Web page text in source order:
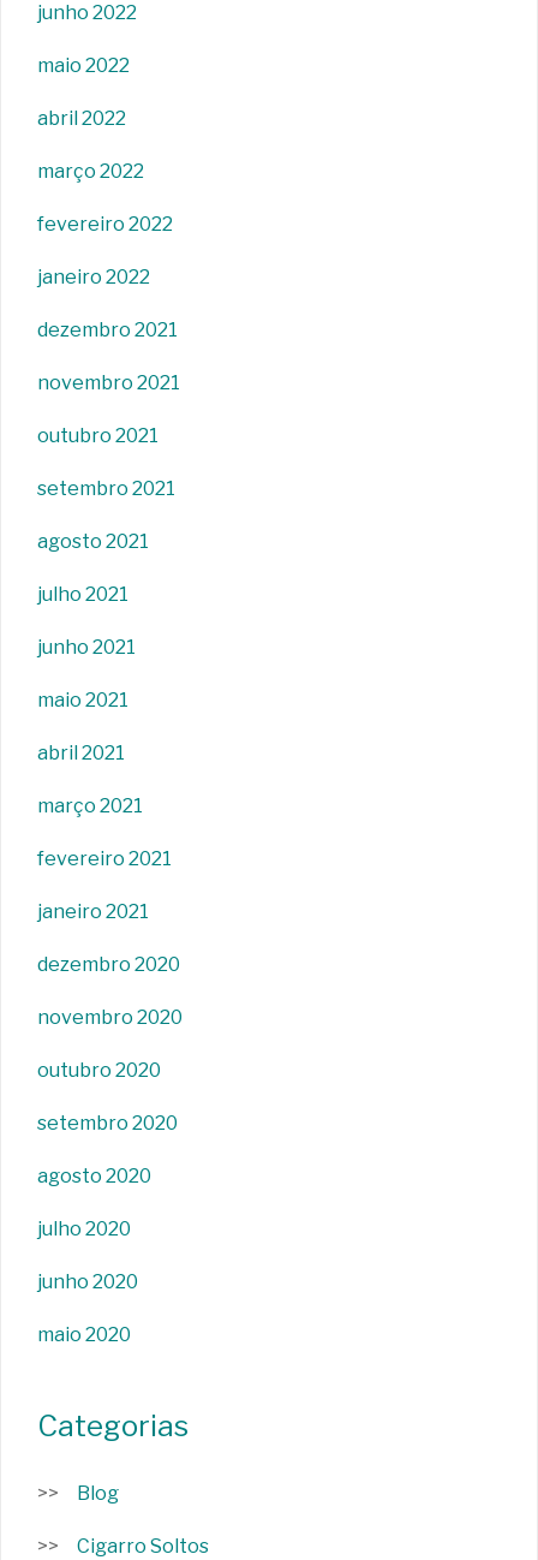
junho 2022
maio 2022
abril 2022
março 2022
fevereiro 2022
janeiro 2022
dezembro 2021
novembro 2021
outubro 2021
setembro 2021
agosto 2021
julho 2021
junho 2021
maio 2021
abril 2021
março 2021
fevereiro 2021
janeiro 2021
dezembro 2020
novembro 2020
outubro 2020
setembro 2020
agosto 2020
julho 2020
junho 2020
maio 2020
Categorias
Blog
Cigarro Soltos